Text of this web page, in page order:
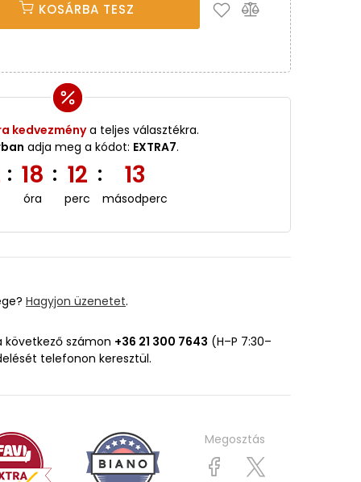
KOSÁRBA TESZ
kedvezménya teljes választékra.
adja meg a kódot: EXTRA7.
: 18
óra
: 12
perc
: 12
másodperc
Hagyjon üzenetet.
számon +36 21 300 7643 (H–P 7:30–
telefonon keresztül.
Megosztás